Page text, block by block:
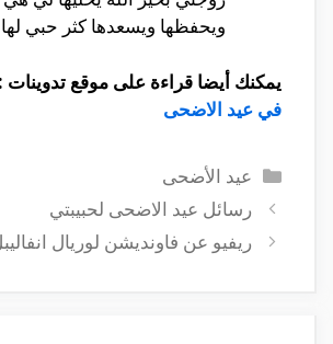
ويحفظها ويسعدها كثر حبي لها
يمكنك أيضا قراءة على موقع تدوينات :
في عيد الاضحى
التصنيفات
عيد الأضحى
رسائل عيد الاضحى لحبيبتي
ريفيو عن فاونديشن لوريال